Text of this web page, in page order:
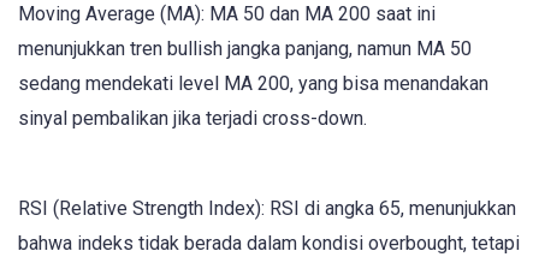
Moving Average (MA): MA 50 dan MA 200 saat ini
menunjukkan tren bullish jangka panjang, namun MA 50
sedang mendekati level MA 200, yang bisa menandakan
sinyal pembalikan jika terjadi cross-down.
RSI (Relative Strength Index): RSI di angka 65, menunjukkan
bahwa indeks tidak berada dalam kondisi overbought, tetapi